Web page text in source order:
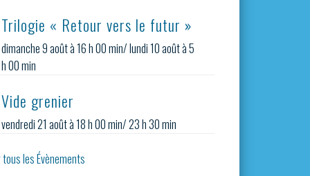
Trilogie « Retour vers le futur »
dimanche 9 août à 16 h 00 min/lundi 10 août à 5
h 00 min
Vide grenier
vendredi 21 août à 18 h 00 min/23 h 30 min
les Évènements